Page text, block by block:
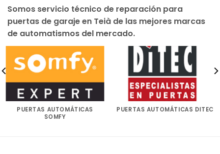
Somos servicio técnico de reparación para
puertas de garaje en Teià de las mejores marcas
de automatismos del mercado.
PUERTAS AUTOMÁTICAS
SOMFY
PUERTAS AUTOMÁTICAS DITEC